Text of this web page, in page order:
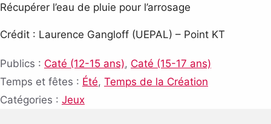
Récupérer l’eau de pluie pour l’arrosage
Crédit : Laurence Gangloff (UEPAL) – Point KT
Publics : Caté (12-15 ans), Caté (15-17 ans)
Temps et fêtes : Été, Temps de la Création
Catégories : Jeux